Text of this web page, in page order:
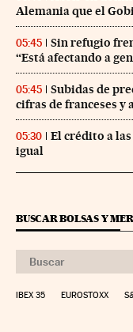
Alemania que el
05:45
Sin refugio
“Está afectando a
05:45
Subidas de
cifras de franceses y
05:30
El crédito a
igual
BUSCAR BOLSAS Y
IBEX 35 EUROSTOXX